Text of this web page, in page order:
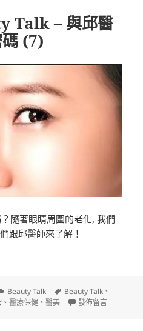
Talk – 與邱醫
(7)
隨著眼睛周圍的老化, 我們
跟邱醫師來了解！
– 與邱醫師有約之美麗密碼 (7)
分
類
Beauty Talk
標
籤
Beauty Talk 、
、醫療保健 、醫美 在〈[Video]
發佈留言